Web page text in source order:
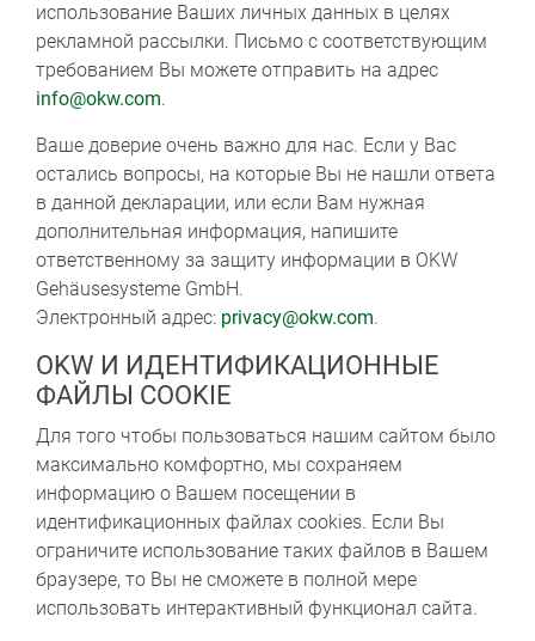
использование Ваших личных данных в целях
рекламной рассылки. Письмо с соответствующим
требованием Вы можете отправить на адрес
info@okw.com.
Ваше доверие очень важно для нас. Если у Вас
остались вопросы, на которые Вы не нашли ответа
в данной декларации, или если Вам нужная
дополнительная информация, напишите
ответственному за защиту информации в OKW
Gehäusesysteme GmbH.
Электронный адрес: privacy@okw.com.
OKW И ИДЕНТИФИКАЦИОННЫЕ
ФАЙЛЫ COOKIE
Для того чтобы пользоваться нашим сайтом было
максимально комфортно, мы сохраняем
информацию о Вашем посещении в
идентификационных файлах cookies. Если Вы
ограничите использование таких файлов в Вашем
браузере, то Вы не сможете в полной мере
использовать интерактивный функционал сайта.